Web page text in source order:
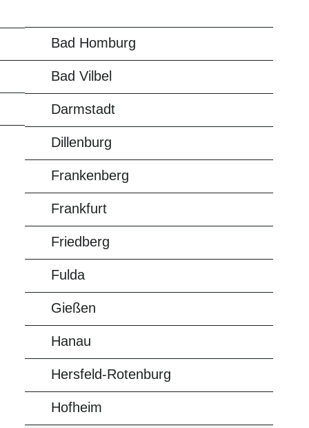
Bad Homburg
Bad Vilbel
Darmstadt
Dillenburg
Frankenberg
Frankfurt
Friedberg
Fulda
Gießen
Hanau
Hersfeld-Rotenburg
Hofheim